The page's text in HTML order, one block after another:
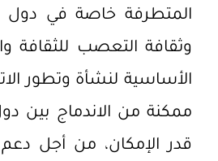
المتطرفة خاصة في دول
وثقافة التعصب للثقافة
الأساسية لنشأة وتطور
ممكنة من الاندماج بين دول
قدر الإمكان، من أجل دعم